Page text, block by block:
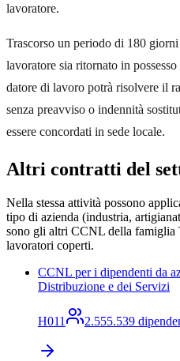
lavoratore.
Trascorso un periodo di 180
lavoratore sia ritornato in
datore di lavoro potrà risolvere il
senza preavviso o indennità
essere concordati in sede locale.
Altri contratti del
Nella stessa attività possono
tipo di azienda (industria,
sono gli altri CCNL della famiglia
lavoratori coperti.
CCNL per i dipendenti da
Distribuzione e dei Servizi
H011 2.555.539